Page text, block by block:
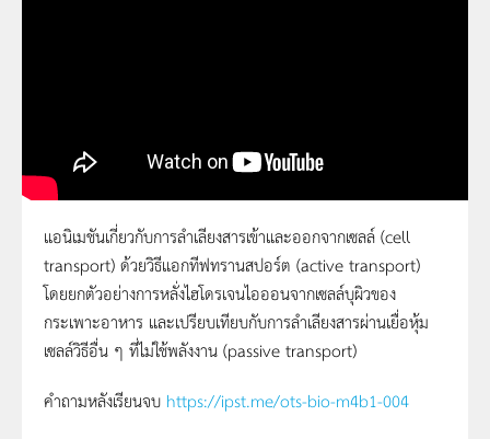
Active Transport
แอนิเมชันเกี่ยวกับการลำเลียงสารเข้าและออกจากเซลล์ (cell
transport) ด้วยวิธีแอกทีฟทรานสปอร์ต (active transport)
โดยยกตัวอย่างการหลั่งไฮโดรเจนไอออนจากเซลล์บุผิวของ
กระเพาะอาหาร และเปรียบเทียบกับการลำเลียงสารผ่านเยื่อหุ้ม
เซลล์วิธีอื่น ๆ ที่ไม่ใช้พลังงาน (passive transport)
คำถามหลังเรียนจบ https://ipst.me/ots-bio-m4b1-004